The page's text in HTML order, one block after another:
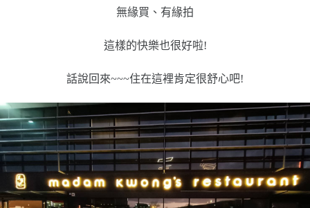
無緣買、有緣拍
這樣的快樂也很好啦!
話說回來~~~住在這裡肯定很舒心吧!